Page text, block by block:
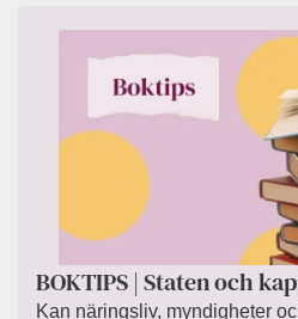
BOKTIPS | Staten och
Kan näringsliv, myndigheter